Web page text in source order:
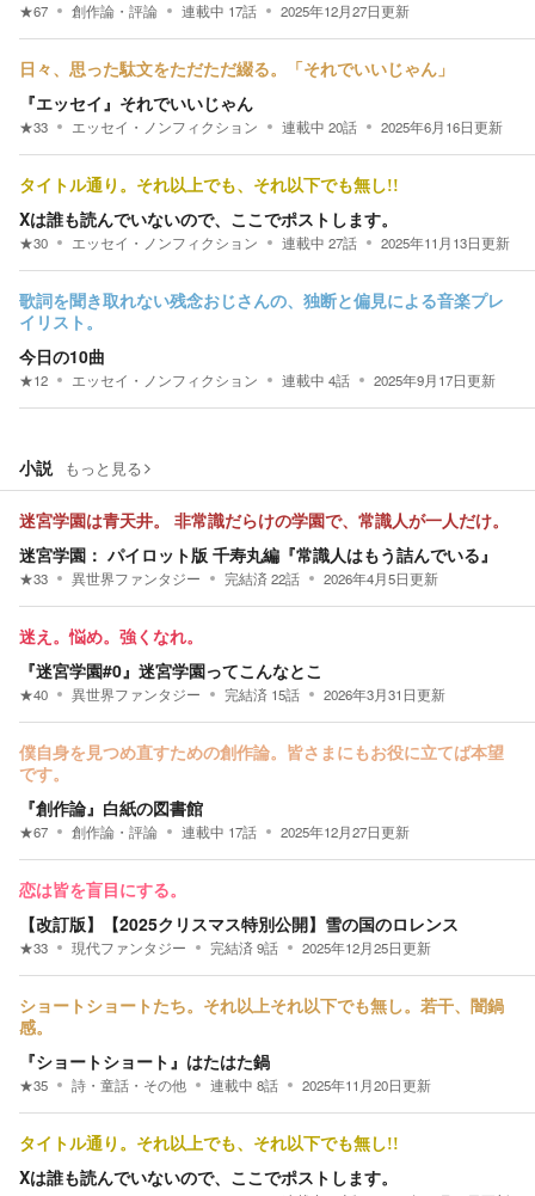
★67 創作論・評論 連載中 17話 2025年12月27日更新
日々、思った駄文をただただ綴る。「それでいいじゃん」
『エッセイ』それでいいじゃん
★33 エッセイ・ノンフィクション 連載中 20話 2025年6月16日更新
タイトル通り。それ以上でも、それ以下でも無し!!
Xは誰も読んでいないので、ここでポストします。
★30 エッセイ・ノンフィクション 連載中 27話 2025年11月13日更新
歌詞を聞き取れない残念おじさんの、独断と偏見による音楽プレ
イリスト。
今日の10曲
★12 エッセイ・ノンフィクション 連載中 4話 2025年9月17日更新
小説 もっと見る
迷宮学園は青天井。 非常識だらけの学園で、常識人が一人だけ。
迷宮学園： パイロット版 千寿丸編『常識人はもう詰んでいる』
★33 異世界ファンタジー 完結済22話 2026年4月5日更新
迷え。悩め。強くなれ。
『迷宮学園#0』迷宮学園ってこんなとこ
★40 異世界ファンタジー 完結済 15話 2026年3月31日更新
僕自身を見つめ直すための創作論。皆さまにもお役に立てば本望
です。
『創作論』白紙の図書館
★67 創作論・評論 連載中 17話 2025年12月27日更新
恋は皆を盲目にする。
【改訂版】【2025クリスマス特別公開】雪の国のロレンス
★33 現代ファンタジー 完結済9話 2025年12月25日更新
ショートショートたち。それ以上それ以下でも無し。若干、闇鍋
感。
『ショートショート』はたはた鍋
★35 詩・童話・その他 連載中 8話 2025年11月20日更新
タイトル通り。それ以上でも、それ以下でも無し!!
Xは誰も読んでいないので、ここでポストします。